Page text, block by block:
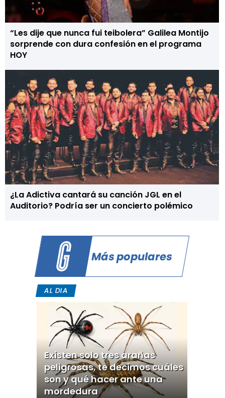
“Les dije que nunca fui teibolera” Galilea Montijo
sorprende con dura confesión en el programa
HOY
¿La Adictiva cantará su canción JGL en el
Auditorio? Podría ser un concierto polémico
Más populares
AL DIA
Existen solo tres arañas
peligrosas, te decimos cuáles
son y qué hacer ante una
mordedura